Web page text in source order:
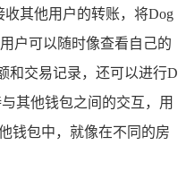
其他用户的转账，将Dog
户可以随时像查看自己的
和交易记录，还可以进行D
其他钱包之间的交互，用
钱包中，就像在不同的房